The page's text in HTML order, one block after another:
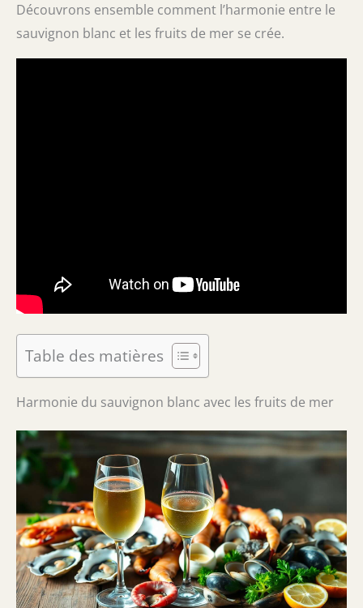
Découvrons ensemble comment l’harmonie entre le
sauvignon blanc et les fruits de mer se crée.
Table des matières
Harmonie du sauvignon blanc avec les fruits de mer